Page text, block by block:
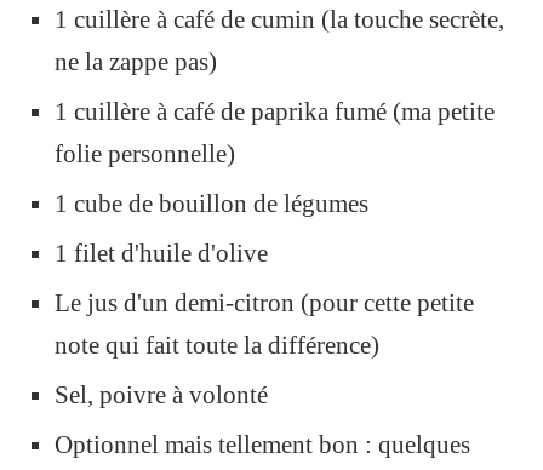
1 cuillère à café de cumin (la touche secrète,
ne la zappe pas)
1 cuillère à café de paprika fumé (ma petite
folie personnelle)
1 cube de bouillon de légumes
1 filet d'huile d'olive
Le jus d'un demi-citron (pour cette petite
note qui fait toute la différence)
Sel, poivre à volonté
Optionnel mais tellement bon : quelques